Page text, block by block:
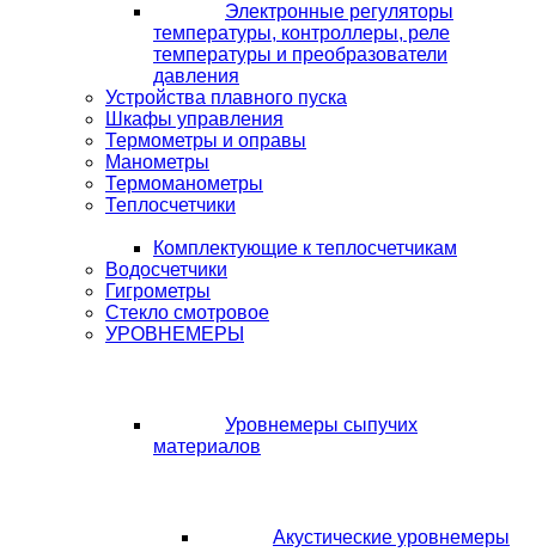
Электронные регуляторы
температуры, контроллеры, реле
температуры и преобразователи
давления
Устройства плавного пуска
Шкафы управления
Термометры и оправы
Манометры
Термоманометры
Теплосчетчики
Комплектующие к теплосчетчикам
Водосчетчики
Гигрометры
Стекло смотровое
УРОВНЕМЕРЫ
Уровнемеры сыпучих
материалов
Акустические уровнемеры